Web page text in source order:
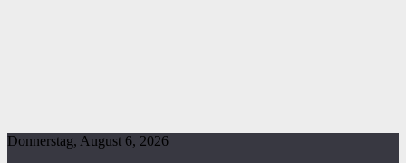
Donnerstag, August 6, 2026